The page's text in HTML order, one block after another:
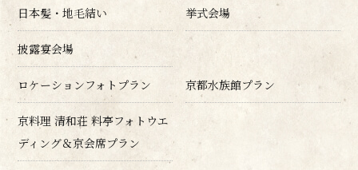
日本髪・地毛結い 挙式会場
披露宴会場
ロケーションフォトプラン 京都水族館プラン
京料理 清和荘 料亭フォトウエ
ディング＆京会席プラン